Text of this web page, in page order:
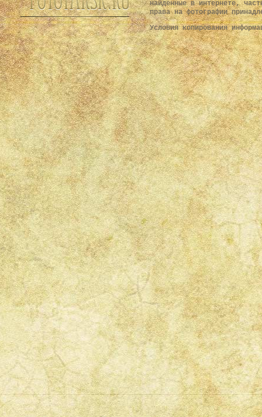
найденные в интернете,
права на фотографии
Условия копирования